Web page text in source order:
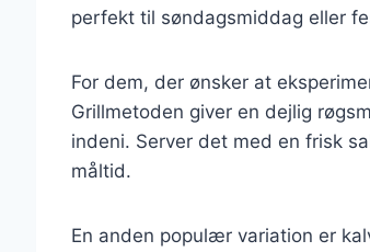
perfekt til søndagsmiddag eller
For dem, der ønsker at
Grillmetoden giver en dejlig
indeni. Server det med en frisk
måltid.
En anden populær variation er